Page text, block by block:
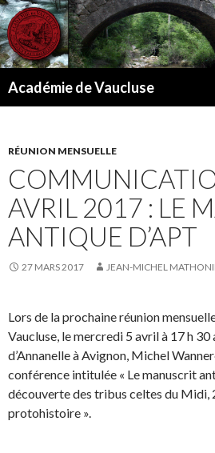
Académie de Vaucluse
RÉUNION MENSUELLE
AVRIL 2017 : LE
ANTIQUE D’APT
27 MARS 2017 JEAN-MICHEL
Lors de la prochaine réunion
Vaucluse, le mercredi 5 avril à 17 h
d’Annanelle à Avignon, Michel
conférence intitulée « Le manuscrit
découverte des tribus celtes du Midi,
protohistoire ».